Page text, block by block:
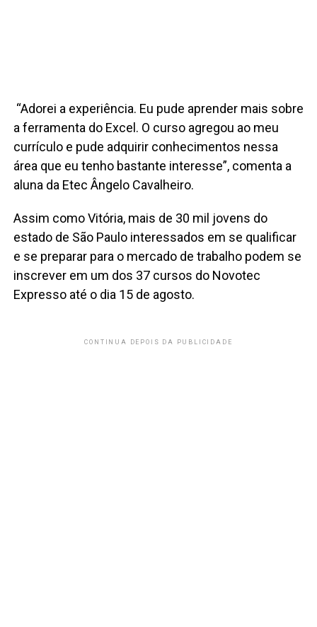
“Adorei a experiência. Eu pude aprender mais sobre
a ferramenta do Excel. O curso agregou ao meu
currículo e pude adquirir conhecimentos nessa
área que eu tenho bastante interesse”, comenta a
aluna da Etec Ângelo Cavalheiro.
Assim como Vitória, mais de 30 mil jovens do
estado de São Paulo interessados em se qualificar
e se preparar para o mercado de trabalho podem se
inscrever em um dos 37 cursos do Novotec
Expresso até o dia 15 de agosto.
CONTINUA DEPOIS DA PUBLICIDADE